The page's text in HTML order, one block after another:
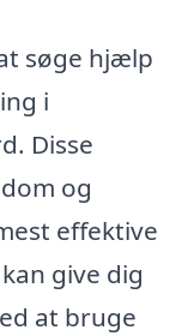
søge hjælp
i
Disse
og
effektive
give dig
at bruge